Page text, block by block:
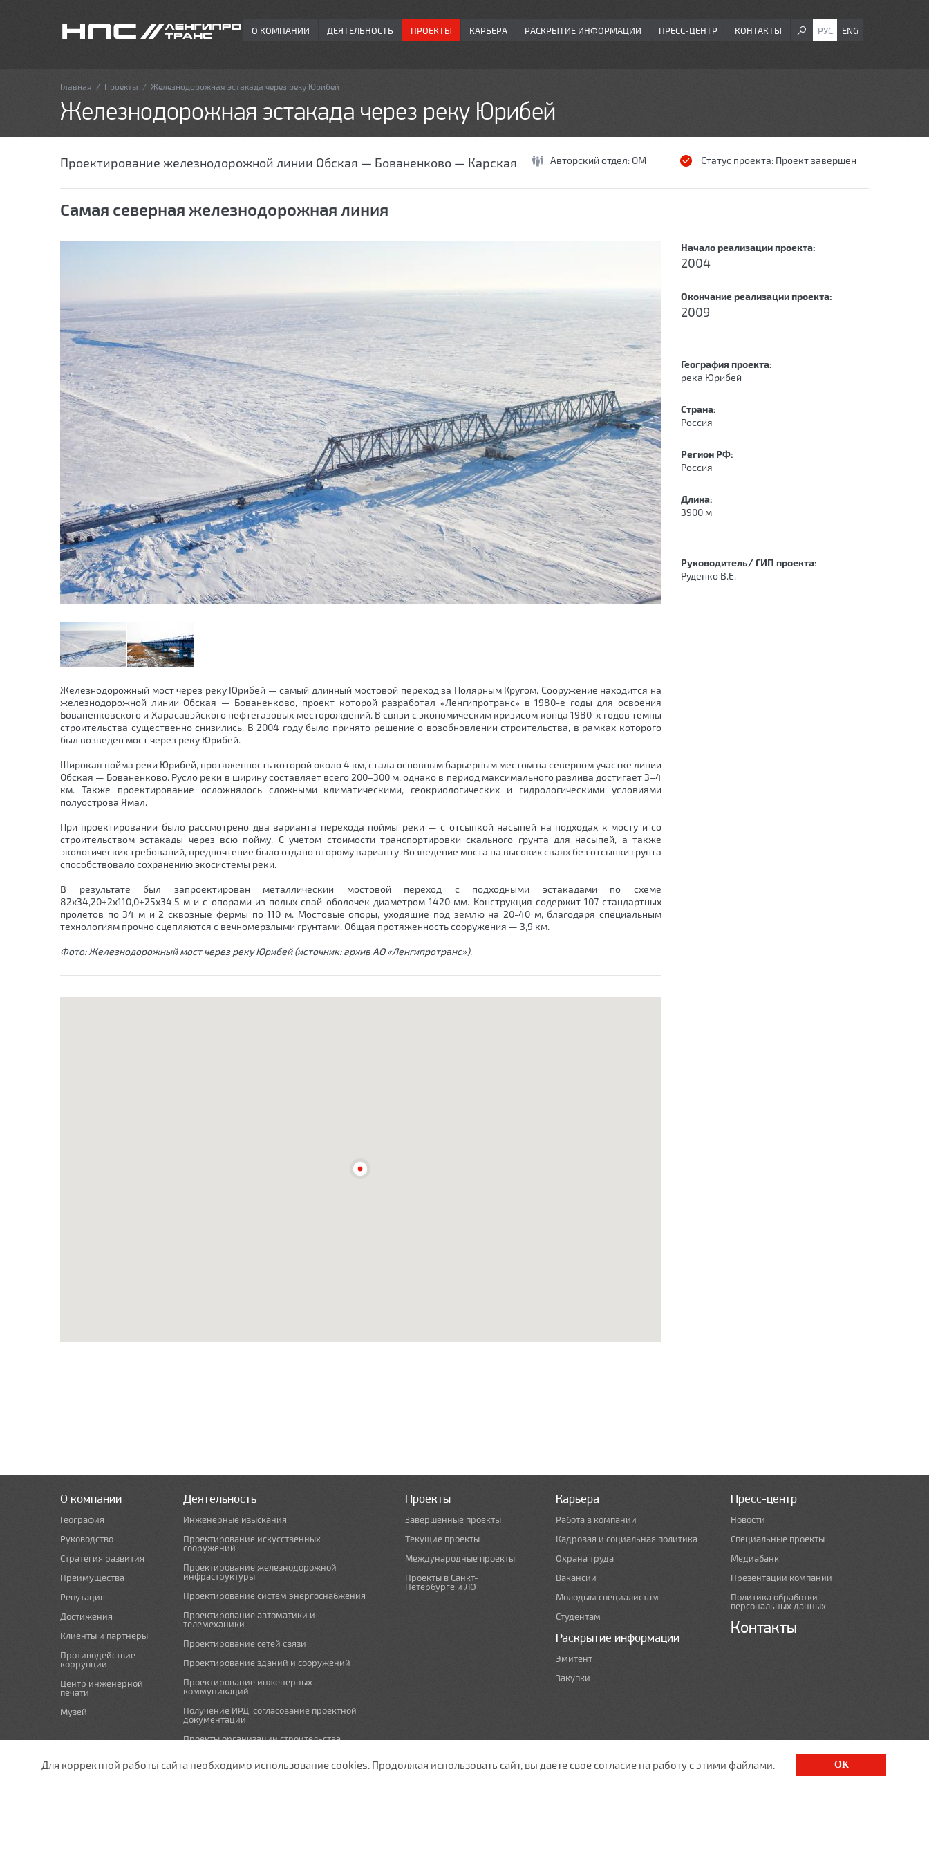
О КОМПАНИИ ДЕЯТЕЛЬНОСТЬ ПРОЕКТЫ КАРЬЕРА РАСКРЫТИЕ ИНФОРМАЦИИ ПРЕСС-ЦЕНТР КОНТАКТЫ РУС ENG
Главная / Проекты / Железнодорожная эстакада через реку Юрибей
Железнодорожная эстакада через реку Юрибей
Проектирование железнодорожной линии Обская — Бованенково — Карская Авторский отдел: ОМ Статус проекта: Проект завершен
Самая северная железнодорожная линия
Железнодорожный мост через реку Юрибей — самый длинный мостовой переход за Полярным Кругом. Сооружение находится на
железнодорожной линии Обская — Бованенково, проект которой разработал «Ленгипротранс» в 1980-е годы для освоения
Бованенковского и Харасавэйского нефтегазовых месторождений. В связи с экономическим кризисом конца 1980-х годов темпы
строительства существенно снизились. В 2004 году было принято решение о возобновлении строительства, в рамках которого
был возведен мост через реку Юрибей.
Широкая пойма реки Юрибей, протяженность которой около 4 км, стала основным барьерным местом на северном участке линии
Обская — Бованенково. Русло реки в ширину составляет всего 200–300 м, однако в период максимального разлива достигает 3–4
км. Также проектирование осложнялось сложными климатическими, геокриологических и гидрологическими условиями
полуострова Ямал.
При проектировании было рассмотрено два варианта перехода поймы реки — с отсыпкой насыпей на подходах к мосту и со
строительством эстакады через всю пойму. С учетом стоимости транспортировки скального грунта для насыпей, а также
экологических требований, предпочтение было отдано второму варианту. Возведение моста на высоких сваях без отсыпки грунта
способствовало сохранению экосистемы реки.
В результате был запроектирован металлический мостовой переход с подходными эстакадами по схеме
82x34,20+2x110,0+25x34,5 м и с опорами из полых свай-оболочек диаметром 1420 мм. Конструкция содержит 107 стандартных
пролетов по 34 м и 2 сквозные фермы по 110 м. Мостовые опоры, уходящие под землю на 20-40 м, благодаря специальным
технологиям прочно сцепляются с вечномерзлыми грунтами. Общая протяженность сооружения — 3,9 км.
Фото: Железнодорожный мост через реку Юрибей (источник: архив АО «Ленгипротранс»).
Начало реализации проекта:
2004
Окончание реализации проекта:
2009
География проекта:
река Юрибей
Страна:
Россия
Регион РФ:
Россия
Длина:
3900 м
Руководитель/ ГИП проекта:
Руденко В.Е.
О компании
География
Руководство
Стратегия развития
Преимущества
Репутация
Достижения
Клиенты и партнеры
Противодействие
коррупции
Центр инженерной
печати
Музей
Деятельность
Инженерные изыскания
Проектирование искусственных
сооружений
Проектирование железнодорожной
инфраструктуры
Проектирование систем энергоснабжения
Проектирование автоматики и
телемеханики
Проектирование сетей связи
Проектирование зданий и сооружений
Проектирование инженерных
коммуникаций
Получение ИРД, согласование проектной
документации
Проекты организации строительства,
Проекты
Завершенные проекты
Текущие проекты
Международные проекты
Проекты в Санкт-
Петербурге и ЛО
Карьера
Работа в компании
Кадровая и социальная политика
Охрана труда
Вакансии
Молодым специалистам
Студентам
Раскрытие информации
Эмитент
Закупки
Пресс-центр
Новости
Специальные проекты
Медиабанк
Презентации компании
Политика обработки
персональных данных
Контакты
Для корректной работы сайта необходимо использование cookies. Продолжая использовать сайт, вы даете свое согласие на работу с этими файлами. ОК